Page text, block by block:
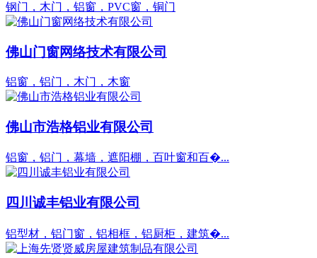
钢门，木门，铝窗，PVC窗，铜门
佛山门窗网络技术有限公司
铝窗，铝门，木门，木窗
佛山市浩格铝业有限公司
铝窗，铝门，幕墙，遮阳棚，百叶窗和百�...
四川诚丰铝业有限公司
铝型材，铝门窗，铝相框，铝厨柜，建筑�...